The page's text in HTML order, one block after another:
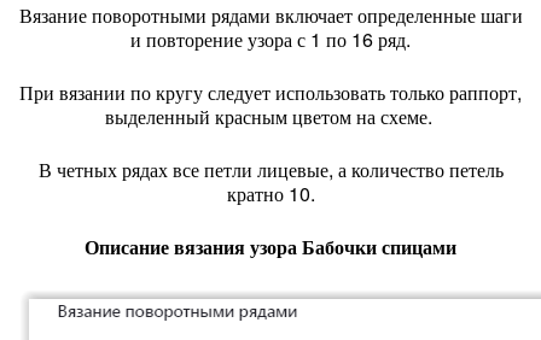
Вязание поворотными рядами включает определенные шаги
и повторение узора с 1 по 16 ряд.
При вязании по кругу следует использовать только раппорт,
выделенный красным цветом на схеме.
В четных рядах все петли лицевые, а количество петель
кратно 10.
Описание вязания узора Бабочки спицами